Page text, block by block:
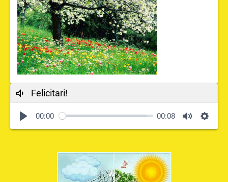
Felicitari!
00:00 00:08